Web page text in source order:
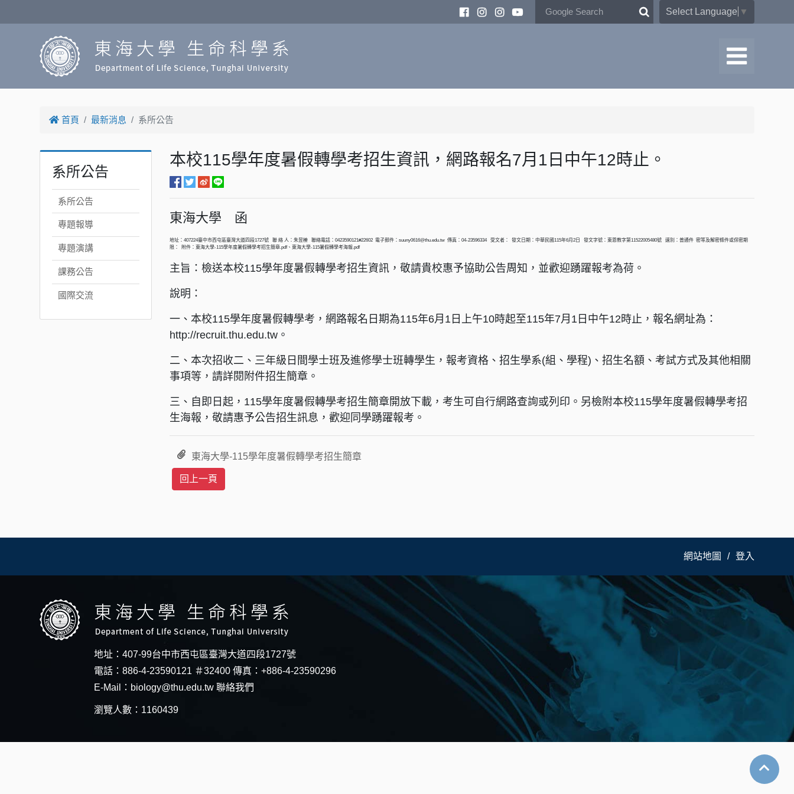
Select Language ▼
首頁 最新消息 系所公告
系所公告
系所公告
專題報導
專題演講
課務公告
國際交流
本校115學年度暑假轉學考招生資訊，網路報名7月1日中午12時止。
東海大學 函
地址：407224臺中市西屯區臺灣大道四段1727號 聯 絡 人：朱昱榛 聯絡電話：0423590121#22602 電子郵件：suuny0616@thu.edu.tw 傳真：04-23596334 受文者： 發文日期：中華民國115年6月2日 發文字號：東恩教字第11522005480號 速別：普通件 密等及解密條件或保密期
限： 附件：東海大學-115學年度暑假轉學考招生簡章.pdf、東海大學-115暑假轉學考海報.pdf
主旨：檢送本校115學年度暑假轉學考招生資訊，敬請貴校惠予協助公告周知，並歡迎踴躍報考為荷。
說明：
一、本校115學年度暑假轉學考，網路報名日期為115年6月1日上午10時起至115年7月1日中午12時止，報名網址為：
http://recruit.thu.edu.tw。
二、本次招收二、三年級日間學士班及進修學士班轉學生，報考資格、招生學系(組、學程)、招生名額、考試方式及其他相關
事項等，請詳閱附件招生簡章。
三、自即日起，115學年度暑假轉學考招生簡章開放下載，考生可自行網路查詢或列印。另檢附本校115學年度暑假轉學考招
生海報，敬請惠予公告招生訊息，歡迎同學踴躍報考。
東海大學-115學年度暑假轉學考招生簡章
網站地圖 登入
地址：407-99台中市西屯區臺灣大道四段1727號
電話：886-4-23590121 ＃32400 傳真：+886-4-23590296
E-Mail： biology@thu.edu.tw 聯絡我們
瀏覽人數：1160439